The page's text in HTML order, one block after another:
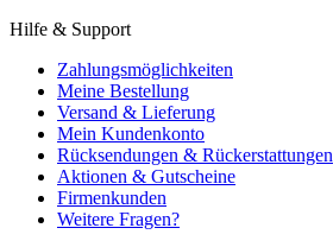
Hilfe & Support
Zahlungsmöglichkeiten
Meine Bestellung
Versand & Lieferung
Mein Kundenkonto
Rücksendungen & Rückerstattungen
Aktionen & Gutscheine
Firmenkunden
Weitere Fragen?